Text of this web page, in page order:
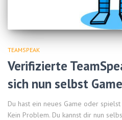
TEAMSPEAK
Verifizierte
sich nun selbst
Du hast ein neues Game oder
Kein Problem. Du kannst dir nun